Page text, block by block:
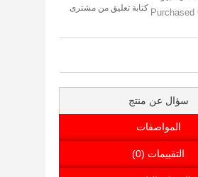
كتابة تعليق من مشترى
سؤال عن منتج
المواصفات
التقييمات (0)